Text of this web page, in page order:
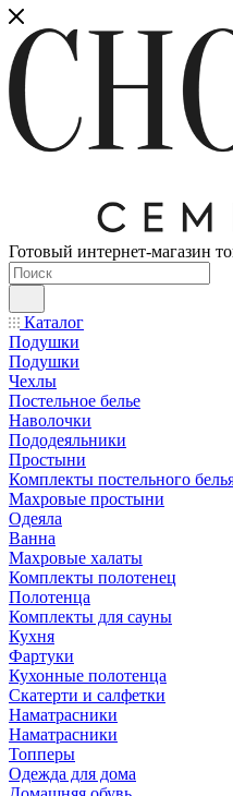
Готовый интернет-магазин
Каталог
Подушки
Подушки
Чехлы
Постельное белье
Наволочки
Пододеяльники
Простыни
Комплекты постельного
Махровые простыни
Одеяла
Ванна
Махровые халаты
Комплекты полотенец
Полотенца
Комплекты для сауны
Кухня
Фартуки
Кухонные полотенца
Скатерти и салфетки
Наматрасники
Наматрасники
Топперы
Одежда для дома